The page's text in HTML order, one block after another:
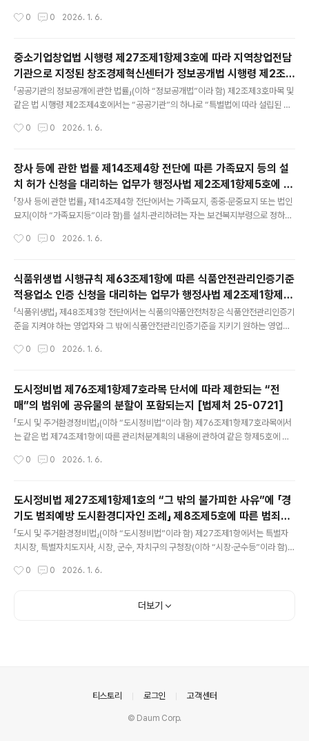
시설이 제공하는 서비스의 하나로 규정하고 있으며, 같은 규칙 별표 9 제3호 중 시설
료소를 제외한 의료기관이 방문간호를 하는 경우에는 의사, 한의사 또는 치과의사 중
에서 해당 시설에 상근하는 자를 시설장으로 한다고 규정(다목)하고 있고, 같은 표 제
4호나목에서는 “시설장은 상근(1일 8시간, 월 20일 이상 근무하는 것을 말한다. 이
하 같다)하는 자로 두어야 한다”고 규정하고 있는바,치과의원 또..
0 0 2026. 1. 6.
중소기업창업법 시행령 제27조제1항제3호에 따라 지역창업전담
기관으로 지정된 창조경제혁신센터가 정보공개법 시행령 제2조제
4호에 따른 “특별법에 따라 설립된 특수법인”에 해당하는지 여부
[법제처 25-0722]
「공공기관의 정보공개에 관한 법률」(이하 “정보공개법”이라 함) 제2조제3호마목 및
같은 법 시행령 제2조제4호에서는 “공공기관”의 하나로 “특별법에 따라 설립된 특
함) 제52조제1항에서는 중소벤처기업부장관은 지역의 혁신창업 생태계 활성화를
규정하고 있고, 같은 조제4항의 위임에 따라 마련된 같은 법 시행령 제27조제1항에
서는 중소벤처기업부장관은 기술창업 활성화, 중소·벤처기업의 기술혁신 역량 강화
등을 목적으로 설립된 비영리법인(제3호)(이하 “창조경제혁신센터”라 함(중소기업
창업법 제27조제4항의 위임에 따라 마련된 「지역창업전담기관의 지정 ..
0 0 2026. 1. 6.
장사 등에 관한 법률 제14조제4항 전단에 따른 가족묘지 등의 설
치 허가 신청을 대리하는 업무가 행정사법 제2조제1항제5호에 따
른 행정사의 업무에 해당하는지 여부 [법제처 25-0951]
「장사 등에 관한 법률」 제14조제4항 전단에서는 가족묘지, 종중·문중묘지 또는 법인
묘지(이하 “가족묘지등”이라 함)를 설치·관리하려는 자는 보건복지부령으로 정하는
청장을 말하며(「장사 등에 관한 법률」 제8조제1항 참조), 이하 같음)의 허가를 받아야
허가를 받으려는 자는 같은 법 제14조제4항 전단에 따라 신청서에 각 호의 구분에
따른 서류를 첨부하여 관할 시장등에게 제출해야 한다고 규정하고 있는바,「장사 등에
관한 법률」 제14조제4항 전단에 따른 가족묘지등의 설치 허가 신청을 대리하는 업무
가 「행정사법」 제2조제1항제5호에 따른 행정사(「..
0 0 2026. 1. 6.
식품위생법 시행규칙 제63조제1항에 따른 식품안전관리인증기준
적용업소 인증 신청을 대리하는 업무가 행정사법 제2조제1항제5
호에 따른 행정사의 업무에 해당하는지 여부 [법제처 25-0898]
「식품위생법」 제48조제3항 전단에서는 식품의약품안전처장은 식품안전관리인증기
준을 지켜야 하는 영업자와 그 밖에 식품안전관리인증기준을 지키기 원하는 영업자
용업소”라 함)로 인증할 수 있다고 규정하고 있고, 같은 법 시행규칙 제63조제1항에
는 자는 식품안전관리인증기준적용업소 인증신청서에 적용대상 식품별 식품안전관
리인증계획서를 첨부하여 같은 법 제48조제12항에 따라 해당 업무를 위탁받은 기
관의 장에게 제출하여야 한다고 규정하고 있는바,「식품위생법 시행규칙」 제63조제1
항에 따른 식품안전관리인증기준적용업소의 인증 신청을 대리하는 업무가 「행정사
법」 제2조제1항제..
0 0 2026. 1. 6.
도시정비법 제76조제1항제7호라목 단서에 따라 제한되는 “전
매”의 범위에 공유물의 분할이 포함되는지 [법제처 25-0721]
「도시 및 주거환경정비법」(이하 “도시정비법”이라 함) 제76조제1항제7호라목에서
는 같은 법 제74조제1항에 따른 관리처분계획의 내용에 관하여 같은 항제5호에 따
이 중 1주택은 주거전용면적을 60제곱미터 이하로 하되, 60제곱미터 이하로 공급
전에는 주택을 전매(매매·증여나 그 밖에 권리의 변동을 수반하는 모든 행위를 포함
하되 상속의 경우는 제외함)하거나 전매를 알선할 수 없다고 규정하고 있는바,공유물
의 분할(기존 공유관계를 해소하고 전매제한대상인 주거전용면적 60제곱미터 이하
주택을 1인(1세대를 포함함)의 단독소유로 분할하는 경우를 전제로..
0 0 2026. 1. 6.
도시정비법 제27조제1항제1호의 “그 밖의 불가피한 사유”에 「경
기도 범죄예방 도시환경디자인 조례」 제8조제5호에 따른 범죄취
약지역의 범죄예방 도시환경디자인 사업을 추진하기 위한 경우가
포함되는지 여부 [법제처 25-0879]
「도시 및 주거환경정비법」(이하 “도시정비법”이라 함) 제27조제1항에서는 특별자
치시장, 특별자치도지사, 시장, 군수, 자치구의 구청장(이하 “시장·군수등”이라 함)은
법”이라 함) 제27조 또는 「시설물의 안전 및 유지관리에 관한 특별법」(이하 “시설물
하게 정비사업을 시행할 필요가 있다고 인정하는 때’(제1호) 등에 해당하는 때에는
0 0 2026. 1. 6.
더보기
티스토리 로그인 고객센터
© Daum Corp.